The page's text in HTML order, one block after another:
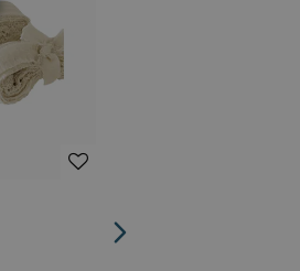
Vis Ta Vie